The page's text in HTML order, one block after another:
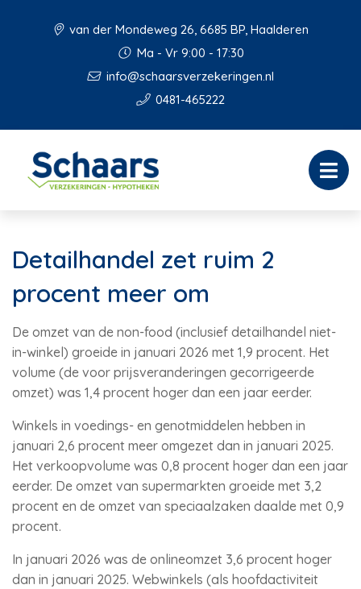
van der Mondeweg 26, 6685 BP, Haalderen
Ma - Vr 9:00 - 17:30
info@schaarsverzekeringen.nl
0481-465222
Detailhandel zet ruim 2
procent meer om
De omzet van de non-food (inclusief detailhandel niet-
in-winkel) groeide in januari 2026 met 1,9 procent. Het
volume (de voor prijsveranderingen gecorrigeerde
omzet) was 1,4 procent hoger dan een jaar eerder.
Winkels in voedings- en genotmiddelen hebben in
januari 2,6 procent meer omgezet dan in januari 2025.
Het verkoopvolume was 0,8 procent hoger dan een jaar
eerder. De omzet van supermarkten groeide met 3,2
procent en de omzet van speciaalzaken daalde met 0,9
procent.
In januari 2026 was de onlineomzet 3,6 procent hoger
dan in januari 2025. Webwinkels (als hoofdactiviteit